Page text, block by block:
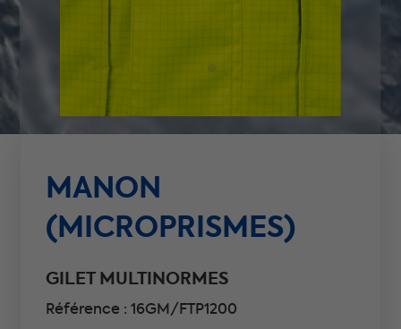
MANON
(MICROPRISMES)
GILET MULTINORMES
Référence : 16GM/FTP1200